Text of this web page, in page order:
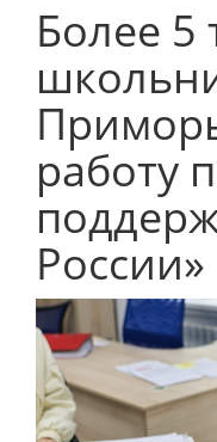
Более 5
работу
России»